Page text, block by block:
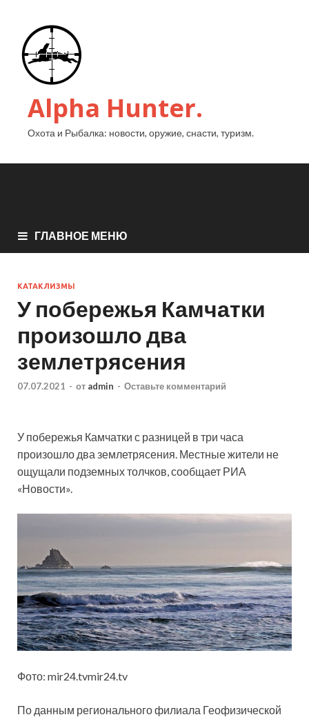
Alpha Hunter.
Охота и Рыбалка: новости, оружие, снасти, туризм.
ГЛАВНОЕ МЕНЮ
КАТАКЛИЗМЫ
У побережья Камчатки
произошло два
землетрясения
07.07.2021 - от admin - Оставьте комментарий
У побережья Камчатки с разницей в три часа
произошло два землетрясения. Местные жители не
ощущали подземных толчков, сообщает РИА
«Новости».
Фото: mir24.tvmir24.tv
По данным регионального филиала Геофизической